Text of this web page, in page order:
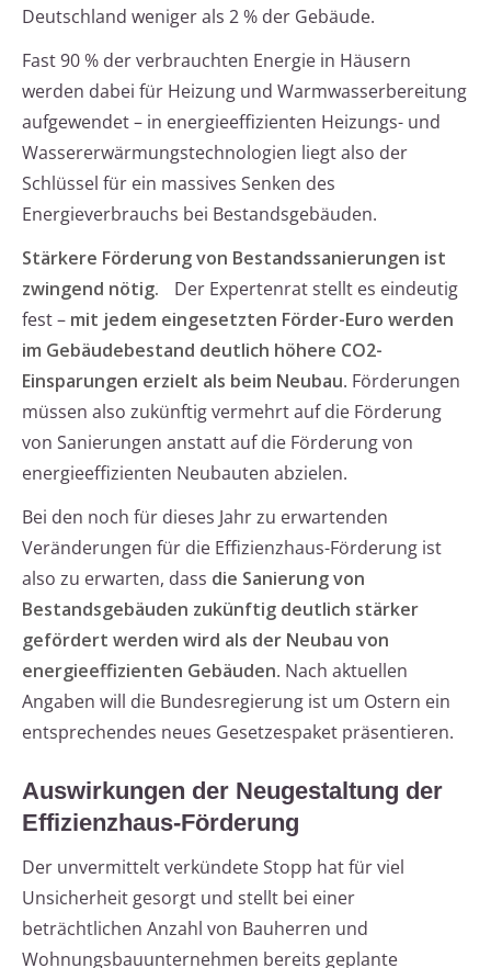
Deutschland weniger als 2 % der Gebäude.
Fast 90 % der verbrauchten Energie in Häusern
werden dabei für Heizung und Warmwasserbereitung
aufgewendet – in energieeffizienten Heizungs- und
Wassererwärmungstechnologien liegt also der
Schlüssel für ein massives Senken des
Energieverbrauchs bei Bestandsgebäuden.
Stärkere Förderung von Bestandssanierungen ist
zwingend nötig.
Der Expertenrat stellt es eindeutig
fest – mit jedem eingesetzten Förder-Euro werden
im Gebäudebestand deutlich höhere CO2-
Einsparungen erzielt als beim Neubau. Förderungen
müssen also zukünftig vermehrt auf die Förderung
von Sanierungen anstatt auf die Förderung von
energieeffizienten Neubauten abzielen.
Bei den noch für dieses Jahr zu erwartenden
Veränderungen für die Effizienzhaus-Förderung ist
also zu erwarten, dass die Sanierung von
Bestandsgebäuden zukünftig deutlich stärker
gefördert werden wird als der Neubau von
energieeffizienten Gebäuden. Nach aktuellen
Angaben will die Bundesregierung ist um Ostern ein
entsprechendes neues Gesetzespaket präsentieren.
Auswirkungen der Neugestaltung der
Effizienzhaus-Förderung
Der unvermittelt verkündete Stopp hat für viel
Unsicherheit gesorgt und stellt bei einer
beträchtlichen Anzahl von Bauherren und
Wohnungsbauunternehmen bereits geplante